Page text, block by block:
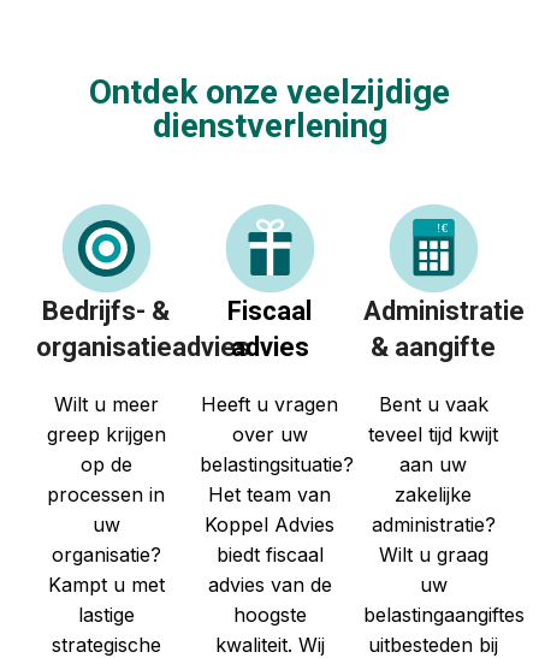
Ontdek onze veelzijdige
dienstverlening
Bedrijfs- &
organisatieadvies
Wilt u meer
greep krijgen
op de
processen in
uw
organisatie?
Kampt u met
lastige
strategische
Fiscaal
advies
Heeft u vragen
over uw
belastingsituatie?
Het team van
Koppel Advies
biedt fiscaal
advies van de
hoogste
kwaliteit. Wij
€
!
Administratie
& aangifte
Bent u vaak
teveel tijd kwijt
aan uw
zakelijke
administratie?
Wilt u graag
uw
belastingaangiftes
uitbesteden bij